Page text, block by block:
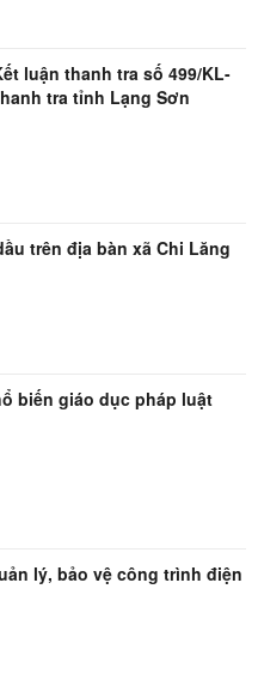
luận thanh tra số 499/KL-
tra tỉnh Lạng Sơn
trên địa bàn xã Chi Lăng
biến giáo dục pháp luật
lý, bảo vệ công trình điện